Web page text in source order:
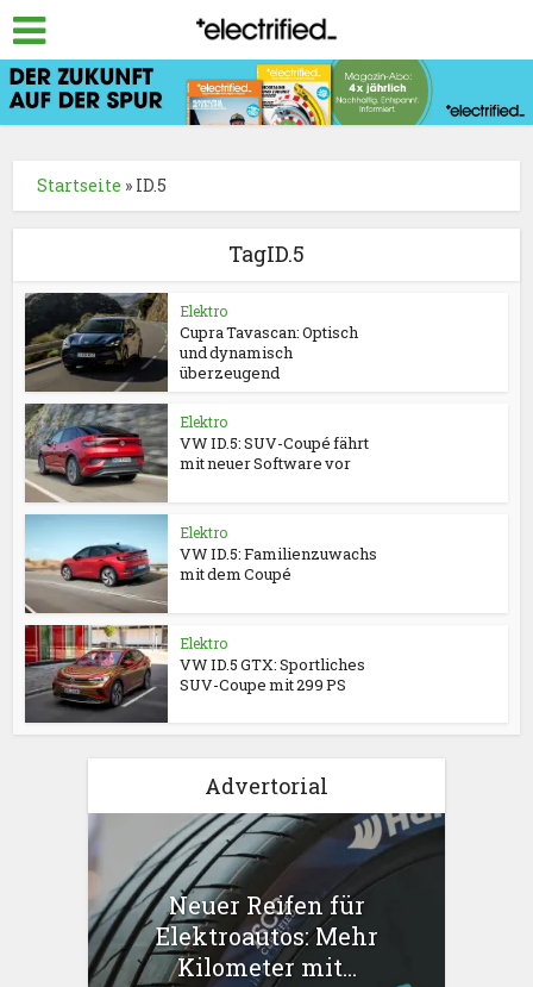
Startseite » ID.5
TagID.5
Elektro
Cupra Tavascan: Optisch
und dynamisch
überzeugend
Elektro
VW ID.5: SUV-Coupé fährt
mit neuer Software vor
Elektro
VW ID.5: Familienzuwachs
mit dem Coupé
Elektro
VW ID.5 GTX: Sportliches
SUV-Coupe mit 299 PS
Advertorial
Neuer Reifen für
Elektroautos: Mehr
Kilometer mit...